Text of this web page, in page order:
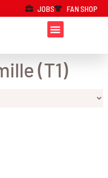
JOBS FAN SHOP
(T1)